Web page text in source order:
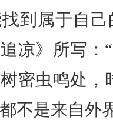
到属于自
凉》所写：
密虫鸣处，
不是来自外